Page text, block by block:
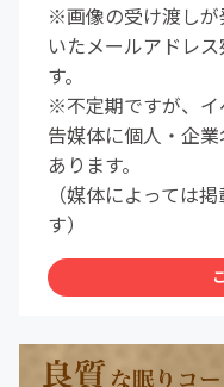
※画像の受け渡しが
いたメールアドレ
す。
※不定期ですが、
告媒体に個人・企
あります。
（媒体によっては
す）